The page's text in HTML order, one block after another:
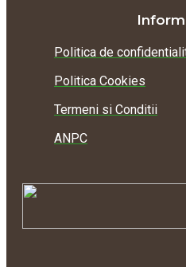
Politica de
Politica Cookies
Termeni si Conditii
ANPC